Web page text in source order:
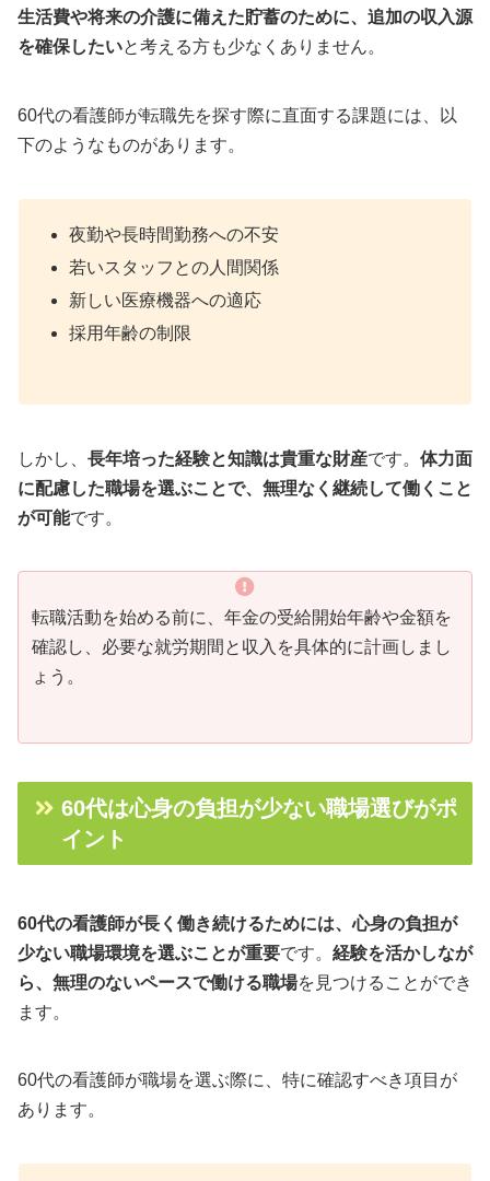
生活費や将来の介護に備えた貯蓄のために、追加の収入源
を確保したいと考える方も少なくありません。
60代の看護師が転職先を探す際に直面する課題には、以
下のようなものがあります。
夜勤や長時間勤務への不安
若いスタッフとの人間関係
新しい医療機器への適応
採用年齢の制限
しかし、 長年培った経験と知識は貴重な財産です。 体力面
に配慮した職場を選ぶことで、無理なく継続して働くこと
が可能です。
転職活動を始める前に、年金の受給開始年齢や金額を
確認し、必要な就労期間と収入を具体的に計画しまし
ょう。
60代は心身の負担が少ない職場選びがポ
イント
60代の看護師が長く働き続けるためには、心身の負担が
少ない職場環境を選ぶことが重要です。 経験を活かしなが
ら、無理のないペースで働ける職場を見つけることができ
ます。
60代の看護師が職場を選ぶ際に、特に確認すべき項目が
あります。